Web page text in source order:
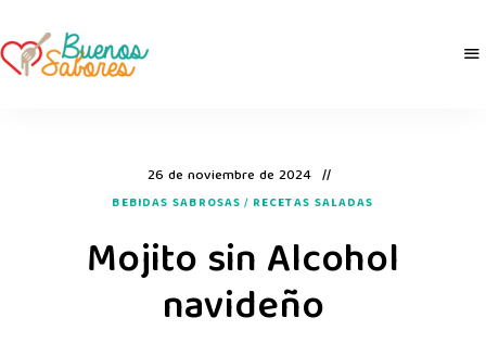
26 de noviembre de 2024
BEBIDAS SABROSAS / RECETAS SALADAS
Mojito sin Alcohol
navideño